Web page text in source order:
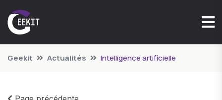
Geekit Actualités Intelligence artificielle